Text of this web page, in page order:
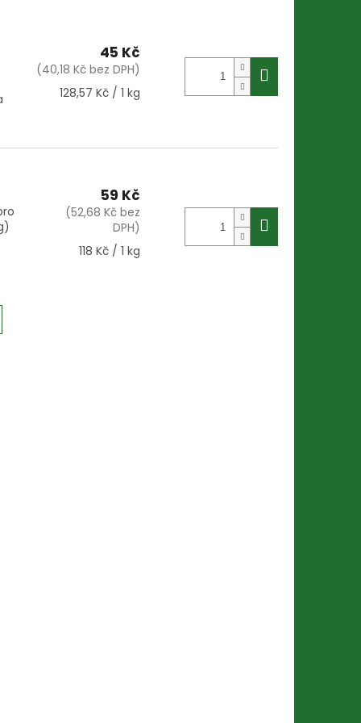
45 Kč
(40,18 Kč bez DPH)
Měrná
128,57 Kč / 1 kg
59 Kč
(52,68 Kč bez
DPH)
Měrná
118 Kč / 1 kg